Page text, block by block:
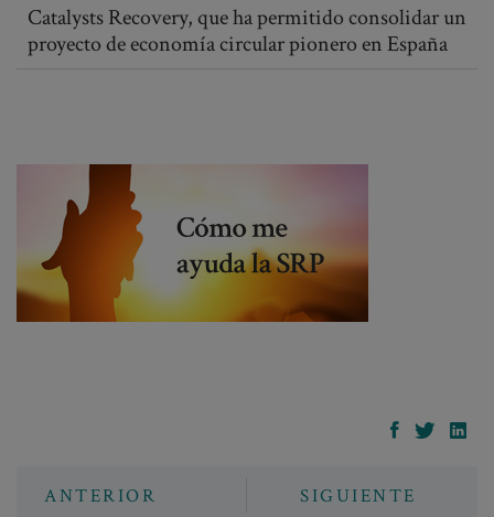
Catalysts Recovery, que ha permitido consolidar un
proyecto de economía circular pionero en España
ANTERIOR SIGUIENTE